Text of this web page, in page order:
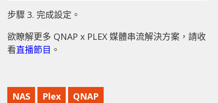
步驟 3. 完成設定。
欲瞭解更多 QNAP x PLEX 媒體串流解決方案，請收
看直播節目 。
NAS Plex QNAP